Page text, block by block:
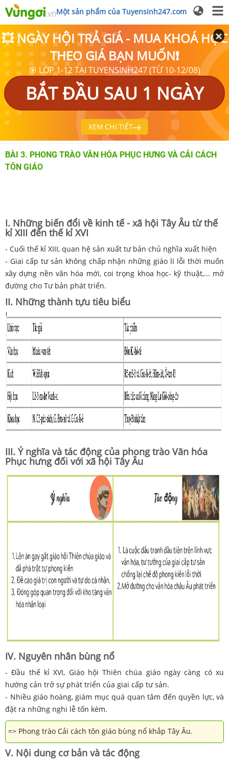
Một sản phẩm của Tuyensinh247.com
💥 NGÀY HỘI TRẢ GIÁ - MUA KHOÁ HỌC
THEO GIÁ BẠN MUỐN❗
🎯 LỚP 1-12 TẠI TUYENSINH247 (TỪ 10-12/08)
BẮT ĐẦU SAU 1 NGÀY
XEM CHI TIẾT
BÀI 3. PHONG TRÀO VĂN HÓA PHỤC HƯNG VÀ CẢI CÁCH
TÔN GIÁO
I. Những biến đổi về kinh tế - xã hội Tây Âu từ thế
kỉ XIII đến thế kỉ XVI
- Cuối thế kỉ XIII, quan hệ sản xuất tư bản chủ nghĩa xuất hiện
- Giai cấp tư sản không chấp nhận những giáo lí lỗi thời muốn
xây dựng nền văn hóa mới, coi trọng khoa học- kỹ thuật,... mở
đường cho Tư bản phát triển.
II. Những thành tựu tiêu biểu
III. Ý nghĩa và tác động của phong trào Văn hóa
Phục hưng đối với xã hội Tây Âu
IV. Nguyên nhân bùng nổ
- Đầu thế kỉ XVI, Giáo hội Thiên chúa giáo ngày càng có xu
hướng cản trở sự phát triển của giai cấp tư sản.
- Nhiều giáo hoàng, giám mục quá quan tâm đến quyền lực, và
đặt ra những nghi lễ tốn kém.
=> Phong trào Cải cách tôn giáo bùng nổ khắp Tây Âu.
V. Nội dung cơ bản và tác động